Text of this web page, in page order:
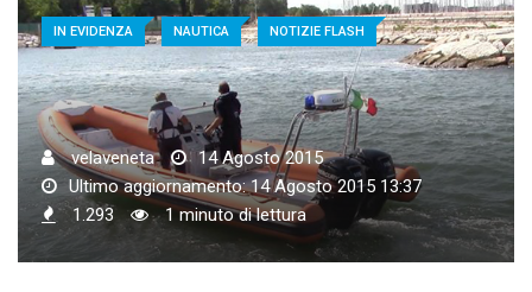
IN EVIDENZA NAUTICA NOTIZIE FLASH
velaveneta
14 Agosto 2015
Ultimo aggiornamento: 14 Agosto 2015 13:37
1.293
1 minuto di lettura